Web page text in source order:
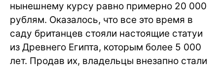
нынешнему курсу равно примерно 20 000
рублям. Оказалось, что все это время в
саду британцев стояли настоящие статуи
из Древнего Египта, которым более 5 000
лет. Продав их, владельцы внезапно стали